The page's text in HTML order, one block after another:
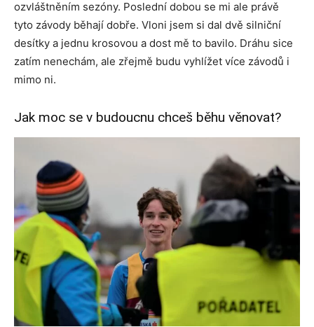
ozvláštněním sezóny. Poslední dobou se mi ale právě
tyto závody běhají dobře. Vloni jsem si dal dvě silniční
desítky a jednu krosovou a dost mě to bavilo. Dráhu sice
zatím nenechám, ale zřejmě budu vyhlížet více závodů i
mimo ni.
Jak moc se v budoucnu chceš běhu věnovat?